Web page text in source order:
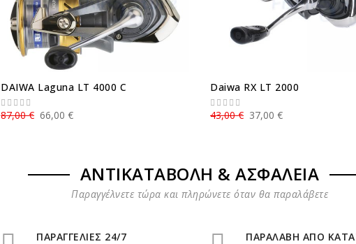
DAIWA Laguna LT 4000 C
66,00 €
87,00 €
Daiwa RX LT 2000
37,00 €
43,00 €
ΑΝΤΙΚΑΤΑΒΟΛΗ & ΑΣΦΑΛΕΙΑ
Παραγγέλνετε τώρα και πληρώνετε όταν θα παραλάβετε
ΠΑΡΑΓΓΕΛΙΕΣ 24/7
ΠΑΡΑΛΑΒΗ ΑΠΟ